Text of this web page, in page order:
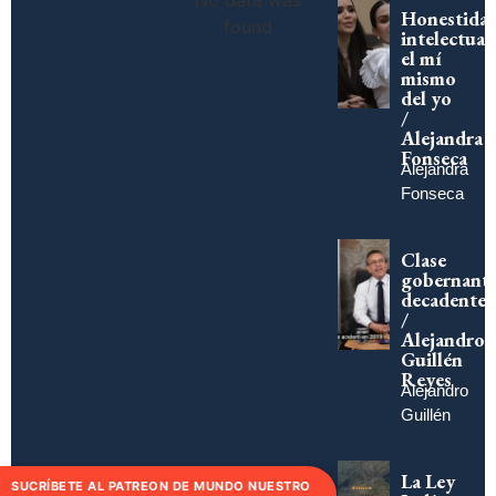
found
intelectual:
el mí
mismo
del yo
/
Alejandra
Fonseca
Alejandra
Fonseca
Clase
decadente
/
Alejandro
Guillén
Reyes
Alejandro
Guillén
La Ley
SUCRÍBETE AL PATREON DE MUNDO NUESTRO